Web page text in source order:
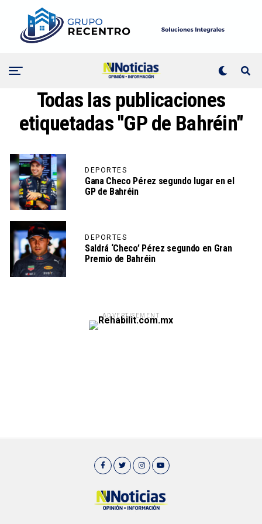
Todas las publicaciones
etiquetadas "GP de Bahréin"
DEPORTES
Gana Checo Pérez segundo lugar en el
GP de Bahréin
DEPORTES
Saldrá ‘Checo’ Pérez segundo en Gran
Premio de Bahréin
ADVERTISEMENT